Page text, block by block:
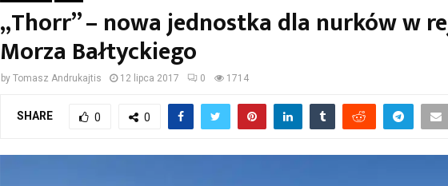
„Thorr” – nowa jednostka dla nurków w
Morza Bałtyckiego
byTomasz Andrukajtis 12 lipca 2017 0 1714
SHARE 0 0